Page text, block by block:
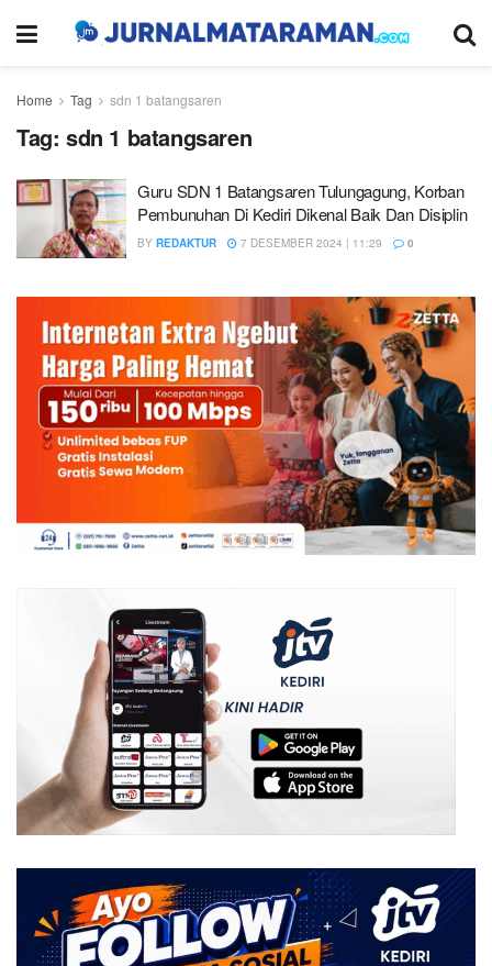
Home Tag sdn 1 batangsaren
Tag: sdn 1 batangsaren
Guru SDN 1 Batangsaren Tulungagung, Korban
Pembunuhan Di Kediri Dikenal Baik Dan Disiplin
BY REDAKTUR 7 DESEMBER 2024 | 11:29 0